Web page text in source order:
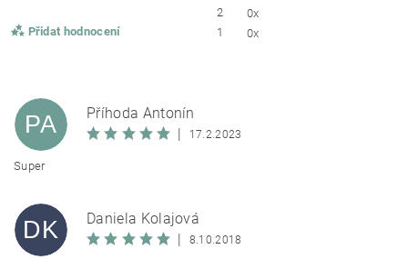
Přidat hodnocení
2
0x
1
0x
PA
Příhoda Antonín
|
17.2.2023
Super
DK
Daniela Kolajová
|
8.10.2018